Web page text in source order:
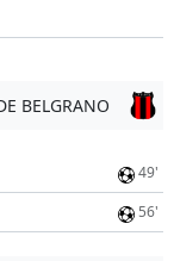
BELGRANO
49'
56'